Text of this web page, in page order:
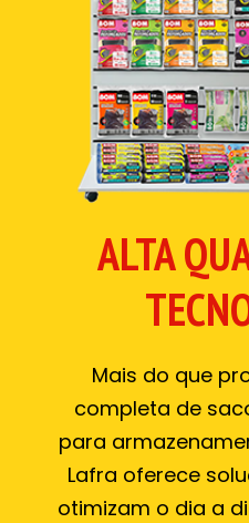
ALTA
Mais do que
completa de
para
Lafra oferece
otimizam o dia a